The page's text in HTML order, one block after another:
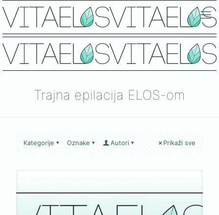
Trajna epilacija ELOS-om
Kategorije Oznake Autori Prikaži sve